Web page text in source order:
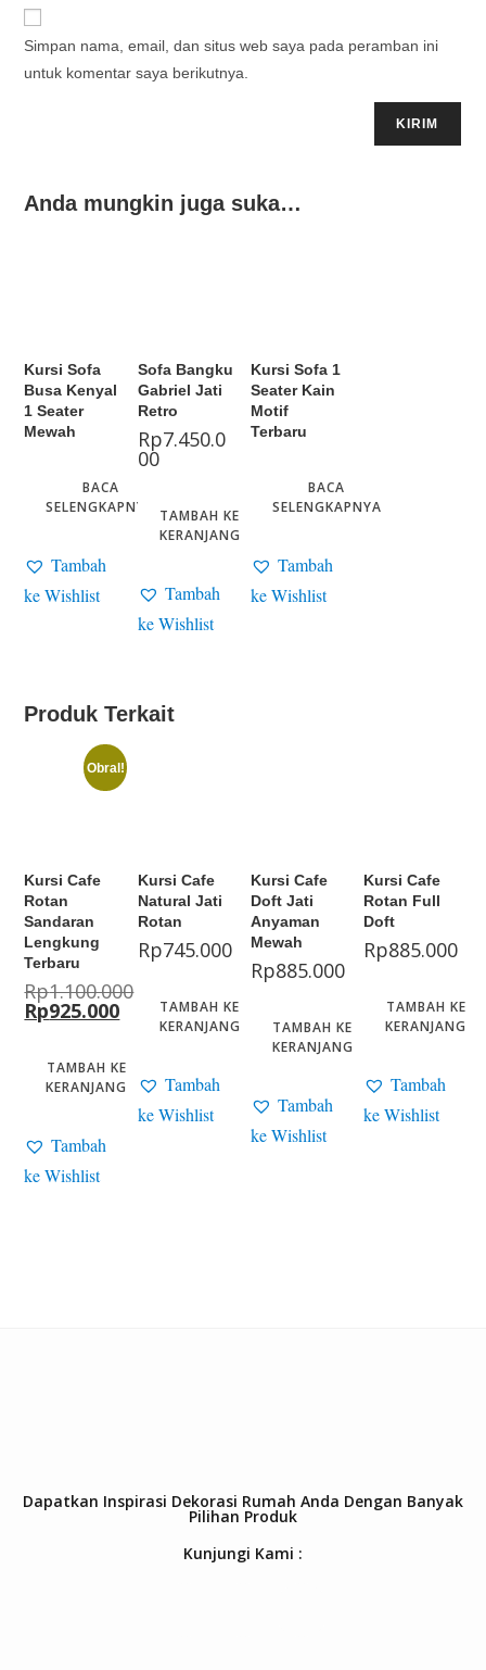
Simpan nama, email, dan situs web saya pada peramban ini
untuk komentar saya berikutnya.
Anda mungkin juga suka…
Kursi Sofa
Busa Kenyal
1 Seater
Mewah
BACA
SELENGKAPNYA
Tambah
ke Wishlist
Sofa Bangku
Gabriel Jati
Retro
Rp7.450.0
00
TAMBAH KE
KERANJANG
Tambah
ke Wishlist
Kursi Sofa 1
Seater Kain
Motif
Terbaru
BACA
SELENGKAPNYA
Tambah
ke Wishlist
Produk Terkait
Obral!
Kursi Cafe
Rotan
Sandaran
Lengkung
Terbaru
Rp1.100.000
Rp925.000
TAMBAH KE
KERANJANG
Tambah
ke Wishlist
Kursi Cafe
Natural Jati
Rotan
Rp745.000
TAMBAH KE
KERANJANG
Tambah
ke Wishlist
Kursi Cafe
Doft Jati
Anyaman
Mewah
Rp885.000
TAMBAH KE
KERANJANG
Tambah
ke Wishlist
Kursi Cafe
Rotan Full
Doft
Rp885.000
TAMBAH KE
KERANJANG
Tambah
ke Wishlist
Dapatkan Inspirasi Dekorasi Rumah Anda Dengan Banyak
Pilihan Produk
Kunjungi Kami :